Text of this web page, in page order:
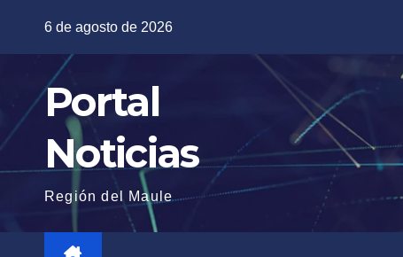
contenido
6 de agosto de 2026
Portal
Noticias
Región del Maule